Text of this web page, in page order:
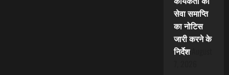
सेवा समाप्ति
का नोटिस
जारी करने के
निर्देश